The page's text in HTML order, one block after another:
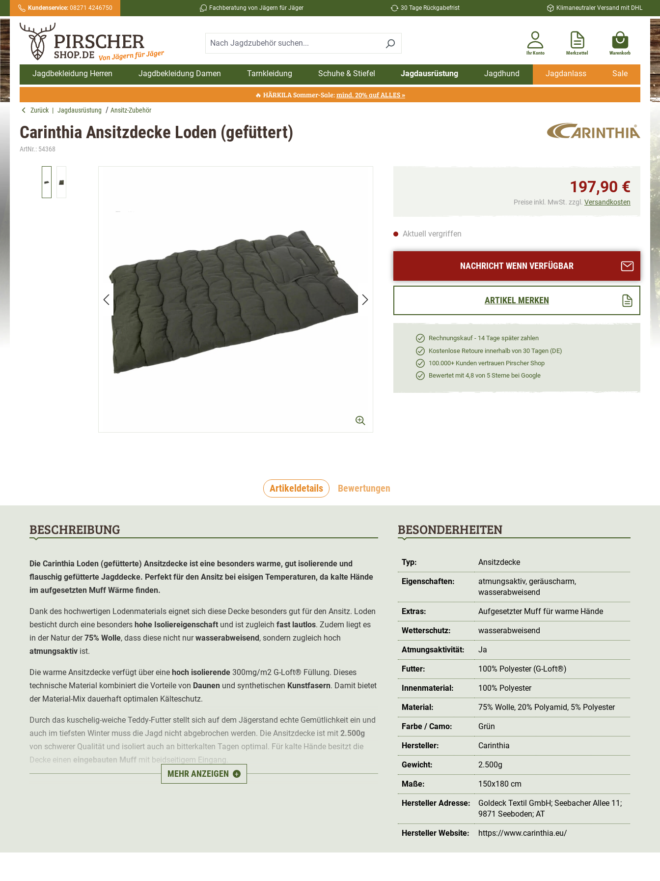
Zur Hauptnavigation springen
Kundenservice:08271 4246750 Fachberatung von Jägern für Jäger 30 Tage Rückgabefrist Klimaneutraler Versand mit DHL
Ihr Konto Merkzettel Warenkorb
Jagdbekleidung Herren Jagdbekleidung Damen Tarnkleidung Schuhe & Stiefel Jagdausrüstung Jagdhund Jagdanlass Sale
🔥 HÄRKILA Sommer-Sale:mind. 20% auf ALLES »
Zurück | Jagdausrüstung Ansitz-Zubehör
Carinthia Ansitzdecke Loden (gefüttert)
ArtNr.: 54368
197,90 €
Preise inkl. MwSt. zzgl. Versandkosten
Aktuell vergriffen
NACHRICHT WENN VERFÜGBAR
ARTIKEL MERKEN
Rechnungskauf - 14 Tage später zahlen
Kostenlose Retoure innerhalb von 30 Tagen (DE)
100.000+ Kunden vertrauen Pirscher Shop
Bewertet mit 4,8 von 5 Sterne bei Google
Artikeldetails Bewertungen
BESCHREIBUNG
Die Carinthia Loden (gefütterte) Ansitzdecke ist eine besonders warme, gut isolierende und
flauschig gefütterte Jagddecke. Perfekt für den Ansitz bei eisigen Temperaturen, da kalte Hände
im aufgesetzten Muff Wärme finden.
Dank des hochwertigen Lodenmaterials eignet sich diese Decke besonders gut für den Ansitz. Loden
besticht durch eine besonders hohe Isoliereigenschaft und ist zugleich fast lautlos. Zudem liegt es
in der Natur der75% Wolle, dass diese nicht nurwasserabweisend , sondern zugleich hoch
atmungsaktiv ist.
Die warme Ansitzdecke verfügt über eine hoch isolierende 300mg/m2 G-Loft® Füllung. Dieses
technische Material kombiniert die Vorteile von Daunen und synthetischen Kunstfasern. Damit bietet
der Material-Mix dauerhaft optimalen Kälteschutz.
Durch das kuschelig-weiche Teddy-Futter stellt sich auf dem Jägerstand echte Gemütlichkeit ein und
auch im tiefsten Winter muss die Jagd nicht abgebrochen werden. Die Ansitzdecke ist mit 2.500g
von schwerer Qualität und isoliert auch an bitterkalten Tagen optimal. Für kalte Hände besitzt die
Decke einen eingebauten Muff mit beidseitigem Eingang.
mit den Maßen von 150x180 cm ist durch einen Tragegurt
Loft®)
MEHR ANZEIGEN +
BESONDERHEITEN
Typ: Ansitzdecke
Eigenschaften: atmungsaktiv, geräuscharm,
wasserabweisend
Extras: Aufgesetzter Muff für warme Hände
Wetterschutz: wasserabweisend
Atmungsaktivität: Ja
Futter: 100% Polyester (G-Loft®)
Innenmaterial: 100% Polyester
Material: 75% Wolle, 20% Polyamid, 5% Polyester
Farbe / Camo: Grün
Hersteller: Carinthia
Gewicht: 2.500g
Maße: 150x180 cm
Hersteller Adresse:
Goldeck Textil GmbH; Seebacher Allee 11;
9871 Seeboden; AT
Hersteller Website: https://www.carinthia.eu/